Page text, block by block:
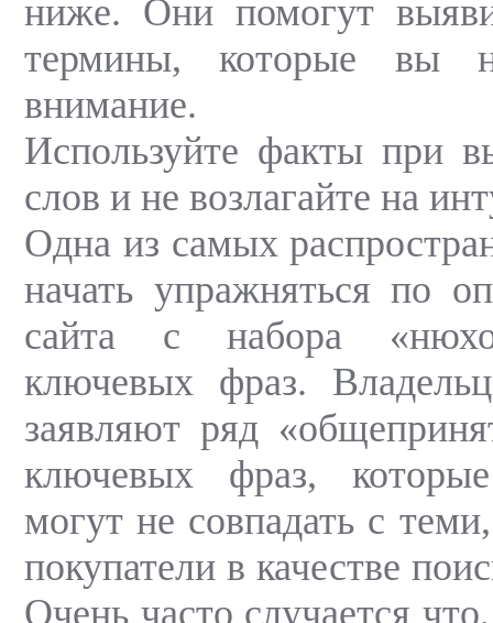
ниже. Они помогут
термины, которые вы
внимание.
Используйте факты при
слов и не возлагайте на
Одна из самых
начать упражняться по
сайта с набора
ключевых фраз.
заявляют ряд
ключевых фраз,
могут не совпадать с
покупатели в качестве
Очень часто случается